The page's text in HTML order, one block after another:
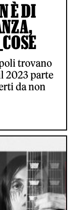
È DI
trovano
2023 parte
da non